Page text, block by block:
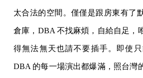
太合法的空間。僅僅是跟房東有了
倉庫，DBA 不找麻煩，自給自足，
得無法無天也請不要插手。即使只
DBA 的每一場演出都爆滿，照台灣